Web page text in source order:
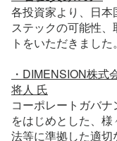
各投資家より、日
ステックの可能性
トをいただきました。
・DIMENSION株
将人 氏
コーポレートガバ
をはじめとした、
法等に準拠した適